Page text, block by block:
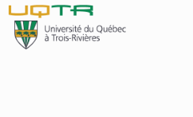
Aller
au
contenu
Aller
Connexion